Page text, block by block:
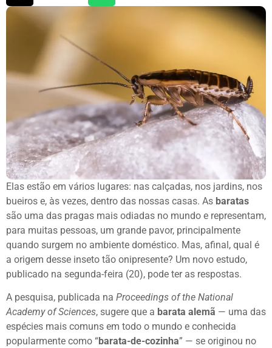
Elas estão em vários lugares: nas calçadas, nos jardins, nos
bueiros e, às vezes, dentro das nossas casas. As baratas
são uma das pragas mais odiadas no mundo e representam,
para muitas pessoas, um grande pavor, principalmente
quando surgem no ambiente doméstico. Mas, afinal, qual é
a origem desse inseto tão onipresente? Um novo estudo,
publicado na segunda-feira (20), pode ter as respostas.
A pesquisa, publicada na Proceedings of the National
Academy of Sciences, sugere que a barata alemã — uma das
espécies mais comuns em todo o mundo e conhecida
popularmente como “barata-de-cozinha” — se originou no